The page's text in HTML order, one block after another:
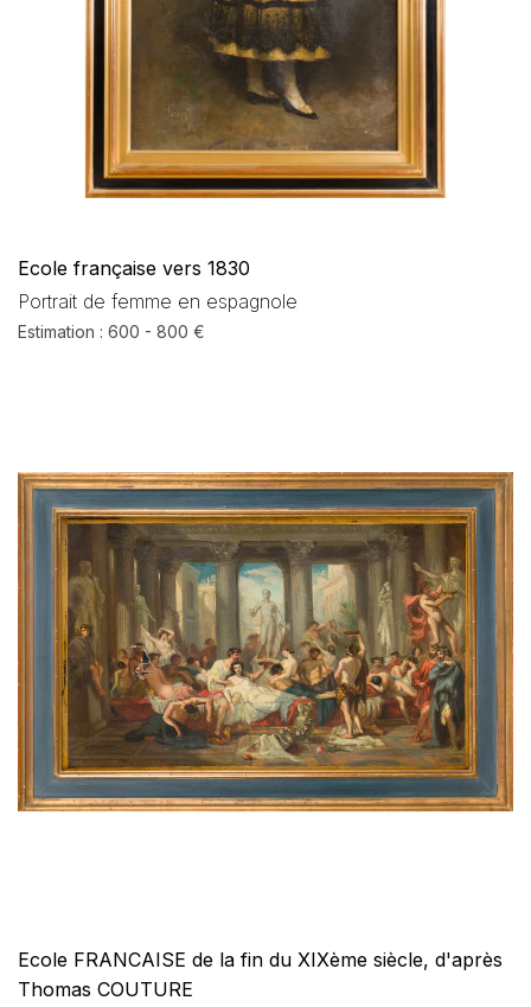
Ecole française vers 1830
Portrait de femme en espagnole
Estimation : 600 - 800 €
Ecole FRANCAISE de la fin du XIXème siècle, d'après
Thomas COUTURE